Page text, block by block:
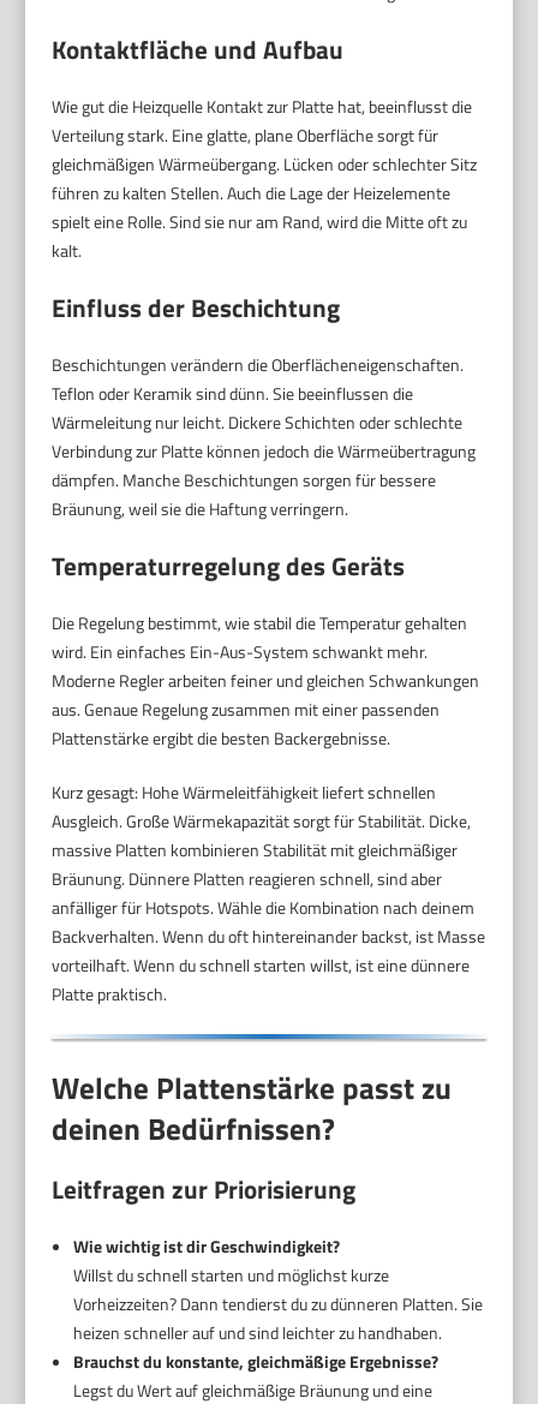
Kontaktfläche und Aufbau
Wie gut die Heizquelle Kontakt zur Platte hat, beeinflusst die
Verteilung stark. Eine glatte, plane Oberfläche sorgt für
gleichmäßigen Wärmeübergang. Lücken oder schlechter Sitz
führen zu kalten Stellen. Auch die Lage der Heizelemente
spielt eine Rolle. Sind sie nur am Rand, wird die Mitte oft zu
kalt.
Einfluss der Beschichtung
Beschichtungen verändern die Oberflächeneigenschaften.
Teflon oder Keramik sind dünn. Sie beeinflussen die
Wärmeleitung nur leicht. Dickere Schichten oder schlechte
Verbindung zur Platte können jedoch die Wärmeübertragung
dämpfen. Manche Beschichtungen sorgen für bessere
Bräunung, weil sie die Haftung verringern.
Temperaturregelung des Geräts
Die Regelung bestimmt, wie stabil die Temperatur gehalten
wird. Ein einfaches Ein-Aus-System schwankt mehr.
Moderne Regler arbeiten feiner und gleichen Schwankungen
aus. Genaue Regelung zusammen mit einer passenden
Plattenstärke ergibt die besten Backergebnisse.
Kurz gesagt: Hohe Wärmeleitfähigkeit liefert schnellen
Ausgleich. Große Wärmekapazität sorgt für Stabilität. Dicke,
massive Platten kombinieren Stabilität mit gleichmäßiger
Bräunung. Dünnere Platten reagieren schnell, sind aber
anfälliger für Hotspots. Wähle die Kombination nach deinem
Backverhalten. Wenn du oft hintereinander backst, ist Masse
vorteilhaft. Wenn du schnell starten willst, ist eine dünnere
Platte praktisch.
Welche Plattenstärke passt zu
deinen Bedürfnissen?
Leitfragen zur Priorisierung
Wie wichtig ist dir Geschwindigkeit?
Willst du schnell starten und möglichst kurze
Vorheizzeiten? Dann tendierst du zu dünneren Platten. Sie
heizen schneller auf und sind leichter zu handhaben.
Brauchst du konstante, gleichmäßige Ergebnisse?
Legst du Wert auf gleichmäßige Bräunung und eine